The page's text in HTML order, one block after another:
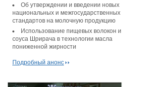
Об утверждении и введении новых
национальных и межгосударственных
стандартов на молочную продукцию
Использование пищевых волокон и
соуса Шрирача в технологии масла
пониженной жирности
Подробный анонс